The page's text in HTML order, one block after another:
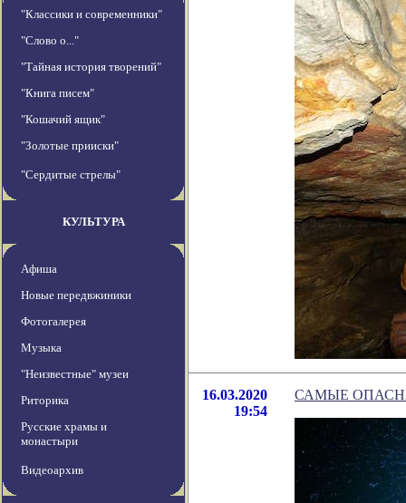
"Классики и современники"
"Слово о..."
"Тайная история творений"
"Книга писем"
"Кошачий ящик"
"Золотые прииски"
"Сердитые стрелы"
КУЛЬТУРА
Афиша
Новые передвжиники
Фотогалерея
Музыка
"Неизвестные" музеи
Риторика
Русские храмы и
монастыри
Видеоархив
16.03.2020
19:54
САМЫЕ